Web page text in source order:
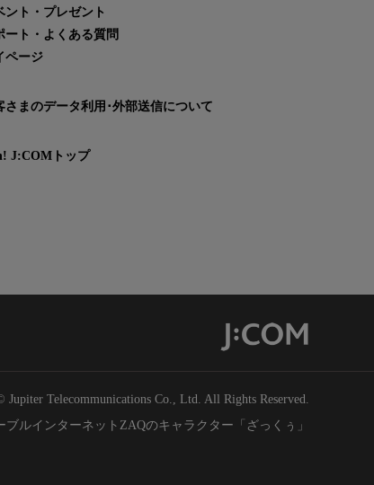
ント・プレゼント
ート・よくある質問
ページ
さまのデータ利用･外部送信について
J:COMトップ
Telecommunications Co., Ltd. All Rights Reserved.
ブルインターネットZAQのキャラクター「ざっくぅ」